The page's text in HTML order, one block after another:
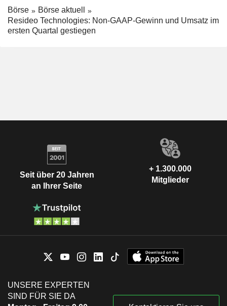
Börse
Börse aktuell
Resideo Technologies: Non-GAAP-Gewinn und Umsatz im
ersten Quartal gestiegen
Seit über 20 Jahren
an Ihrer Seite
+ 1.300.000
Mitglieder
UNSERE EXPERTEN
SIND FÜR SIE DA